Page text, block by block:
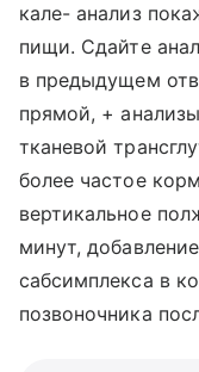
кале- анализ
пищи. Сдайте
в предыдущем
прямой, +
тканевой
более частое
вертикальное
минут,
сабсимплекса в
позвоночника